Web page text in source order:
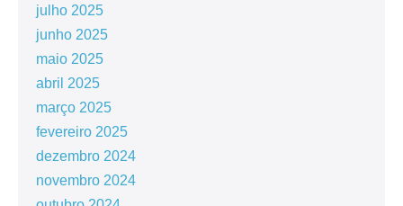
julho 2025
junho 2025
maio 2025
abril 2025
março 2025
fevereiro 2025
dezembro 2024
novembro 2024